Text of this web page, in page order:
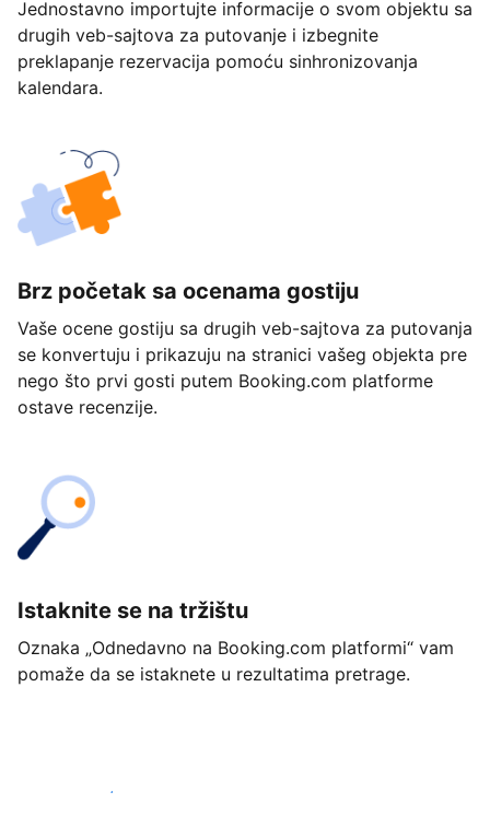
Jednostavno importujte informacije o svom objektu sa
drugih veb-sajtova za putovanje i izbegnite
preklapanje rezervacija pomoću sinhronizovanja
kalendara.
Brz početak sa ocenama gostiju
Vaše ocene gostiju sa drugih veb-sajtova za putovanja
se konvertuju i prikazuju na stranici vašeg objekta pre
nego što prvi gosti putem Booking.com platforme
ostave recenzije.
Istaknite se na tržištu
Oznaka „Odnedavno na Booking.com platformi“ vam
pomaže da se istaknete u rezultatima pretrage.
Počnite već danas